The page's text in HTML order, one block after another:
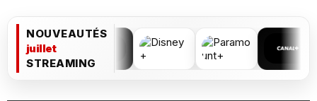
NOUVEAUTÉS
juillet
STREAMING